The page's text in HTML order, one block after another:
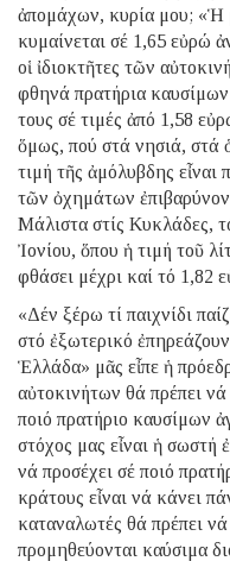
ἀπομάχων, κυρία μου; «Ἡ
κυμαίνεται σέ 1,65 εὐρώ
οἱ ἰδιοκτῆτες τῶν
φθηνά πρατήρια
τους σέ τιμές ἀπό 1,58
ὅμως, πού στά νησιά, στά
τιμή τῆς ἀμόλυβδης εἶναι
τῶν ὀχημάτων
Μάλιστα στίς Κυκλάδες,
Ἰονίου, ὅπου ἡ τιμή τοῦ
φθάσει μέχρι καί τό 1,82
«Δέν ξέρω τί παιχνίδι
στό ἐξωτερικό
Ἑλλάδα» μᾶς εἶπε ἡ
αὐτοκινήτων θά πρέπει νά
ποιό πρατήριο καυσίμων
στόχος μας εἶναι ἡ σωστή
νά προσέχει σέ ποιό
κράτους εἶναι νά κάνει
καταναλωτές θά πρέπει
προμηθεύονται καύσιμα